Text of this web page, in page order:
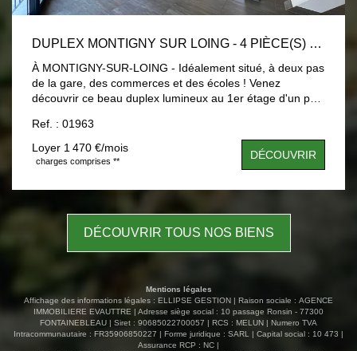
DUPLEX MONTIGNY SUR LOING - 4 PIÈCE(S) - 91.71 M2
À MONTIGNY-SUR-LOING - Idéalement situé, à deux pas
de la gare, des commerces et des écoles ! Venez
découvrir ce beau duplex lumineux au 1er étage d'un petit
consommation énergétique. Il se compose de : 1er niveau
: entrée, une chambre avec salle d'eau /wc privative À
l'étage : un couloir desservant une belle pièce à vivre
avec cuisine ouverte, deux chambres avec salle
d'eau/WC, une buanderie et un WC séparé Atouts
incluses : chauffage, eau froide et eau chaude
Emplacement pratique et cadre de vie agréable - parfait
pour une famille, un couple, une colocation, ou profession
Ref. : 01963
Loyer 1 470 €/mois
charges comprises ** DÉCOUVRIR
DÉCOUVRIR TOUS NOS BIENS
Mentions légales
Affichage des informations légales : ELLIPSE GESTION | Raison sociale : AGENCE
IMMOBILIERE EVAUTTRE | Adresse siège social : 10 passage Ronsin - 77300
FONTAINEBLEAU | Siret : 90685022700057 | RCS : MELUN | Numero TVA
Intracommunautaire : FR35906850227 | Forme juridique : SARL | Capital social : 10 473 |
Assurance RCP : NC |